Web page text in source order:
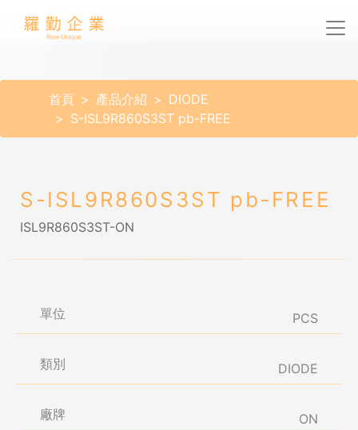
首頁 產品介紹
DIODE
S-ISL9R860S3ST pb-FREE
S-ISL9R860S3ST pb-FREE
ISL9R860S3ST-ON
單位 PCS
類別 DIODE
廠牌 ON